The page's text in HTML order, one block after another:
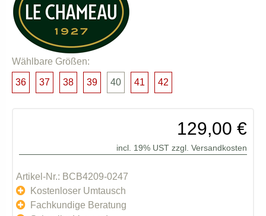
Wählbare Größen:
36 37 38 39 40 41 42
129,00 €
incl. 19% UST zzgl. Versandkosten
Artikel-Nr.: BCB4209-0247
Kostenloser Umtausch
Fachkundige Beratung